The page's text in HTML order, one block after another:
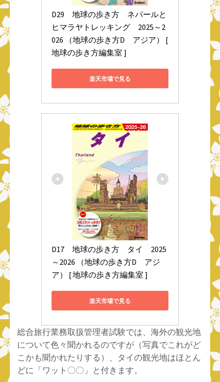
D29　地球の歩き方　ネパールと
ヒマラヤトレッキング　2025～2
026 （地球の歩き方D　アジア） [
地球の歩き方編集室 ]
楽天市場で見る
D17　地球の歩き方　タイ　2025
～2026 （地球の歩き方D　アジ
ア） [ 地球の歩き方編集室 ]
楽天市場で見る
総合旅行業務取扱管理者試験では、海外の観光地
について色々聞かれるのですが（写真でこれがど
こかも聞かれたりする）、タイの観光地はほとん
どに「ワット〇〇」と付きます。